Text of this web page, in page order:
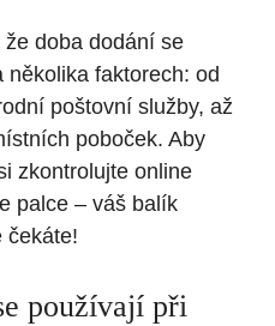
doba dodání se
několika faktorech: od
poštovní služby, až
poboček. Aby
zkontrolujte online
palce – váš balík
čekáte!
používají při